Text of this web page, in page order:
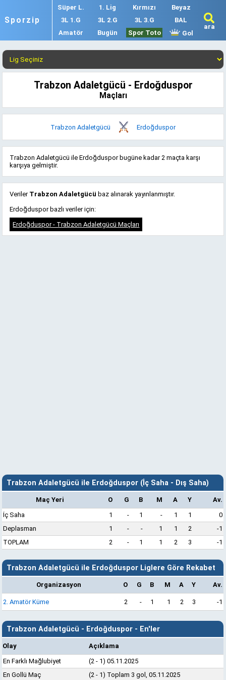
Sporzip
Süper L. 1. Lig Kırmızı
Beyaz
3L 1.G
3L 2.G 3L 3.G
BAL
Amatör
Bugün Spor Toto Gol
ara
Trabzon Adaletgücü - Erdoğduspor
Maçları
Trabzon Adaletgücü Erdoğduspor
Trabzon Adaletgücü ile Erdoğduspor bugüne kadar 2 maçta karşı
karşıya gelmiştir.
Veriler Trabzon Adaletgücü baz alınarak yayınlanmıştır.
Erdoğduspor bazlı veriler için:
Erdoğduspor - Trabzon Adaletgücü Maçları
Trabzon Adaletgücü ile Erdoğduspor (İç Saha - Dış Saha)
Maç Yeri O G B M A Y
Av.
İç Saha
1 - 1 - 1 1
0
Deplasman
1 - - 1 1 2
-1
TOPLAM
2 - 1 1 2 3 -1
Trabzon Adaletgücü ile Erdoğduspor Liglere Göre Rekabet
Organizasyon O G B M A Y Av.
2. Amatör Küme 2 - 1 1 2 3 -1
Trabzon Adaletgücü - Erdoğduspor - En'ler
Olay
Açıklama
En Farklı Mağlubiyet
(2 - 1) 05.11.2025
En Gollü Maç
(2 - 1) Toplam 3 gol, 05.11.2025